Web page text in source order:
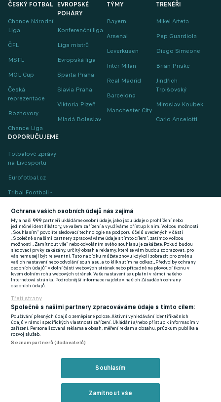
ČESKÝ FOTBAL
Chance Národní
Liga
ČFL
MSFL
MOL Cup
Česká
reprezentace
Rozhovory
Chance Liga
EVROPSKÉ
POHÁRY
Konferenční liga
Liga mistrů
Evropská liga
Sparta Praha
Slavia Praha
Viktoria Plzeň
Mladá Boleslav
TÝMY
Bayern
Arsenal
Leverkusen
Inter Milan
Real Madrid
Barcelona
Manchester City
TRENÉŘI
Mikel Arteta
Pep Guardiola
Diego Simeone
Brian Priske
Jindřich
Trpišovský
Miroslav Koubek
Carlo Ancelotti
DOPORUČUJEME
Fotbalové zprávy
na Livesportu
Eurofotbal.cz
Tribal Football -
(EN)
FlashFutbal (SK)
Tenisportal.cz
Tenisové zprávy
na Livesportu
Podmínky užití
Zásady ochrany osobních údajů
GDPR a žurnalistika
Ochrana vašich osobních údajů nás zajímá
My a naši999 partneři ukládáme osobní údaje, jako jsou údaje o prohlížení nebo
jedinečné identifikátory, ve vašem zařízení a využíváme přístup k nim. Volbou možnosti
„Souhlasím“ povolíte sledovací technologie na podporu účelů uvedených v části
„Společně s našimi partnery zpracováváme údaje s tímto cílem“, zatímco volbou
možnosti „Zamítnout vše“ nebo odvoláním svého souhlasu je zakážete. Pokud budou
sledovací prvky zakázány, určitý obsah a reklamy, které se vám budou zobrazovat, pro
vás nemusejí být relevantní. Tuto nabídku můžete znovu kdykoli zobrazit pro změnu
vašich nastavení nebo odvolání souhlasu, a to kliknutím na odkaz „Předvolby ochrany
osobních údajů“ v dolní části webových stránek nebo případně na plovoucí ikonu v
levém dolním rohu webových stránek. Vaše nastavení se uplatní v rámci našeho
Internetová stránka. Podrobnější informace najdete v našich Zásadách ochrany
osobních údajů.
Třetí strany
Společně s našimi partnery zpracováváme údaje s tímto cílem:
Používání přesných údajů o zeměpisné poloze. Aktivní vyhledávání identifikačních
údajů v rámci specifických vlastností zařízení. Ukládání a/nebo přístup k informacím v
zařízení. Personalizovaná reklama a obsah, měření reklam a obsahu, průzkum publika a
rozvoj služeb.
Seznam partnerů (dodavatelů)
Souhlasím
Zamítnout vše